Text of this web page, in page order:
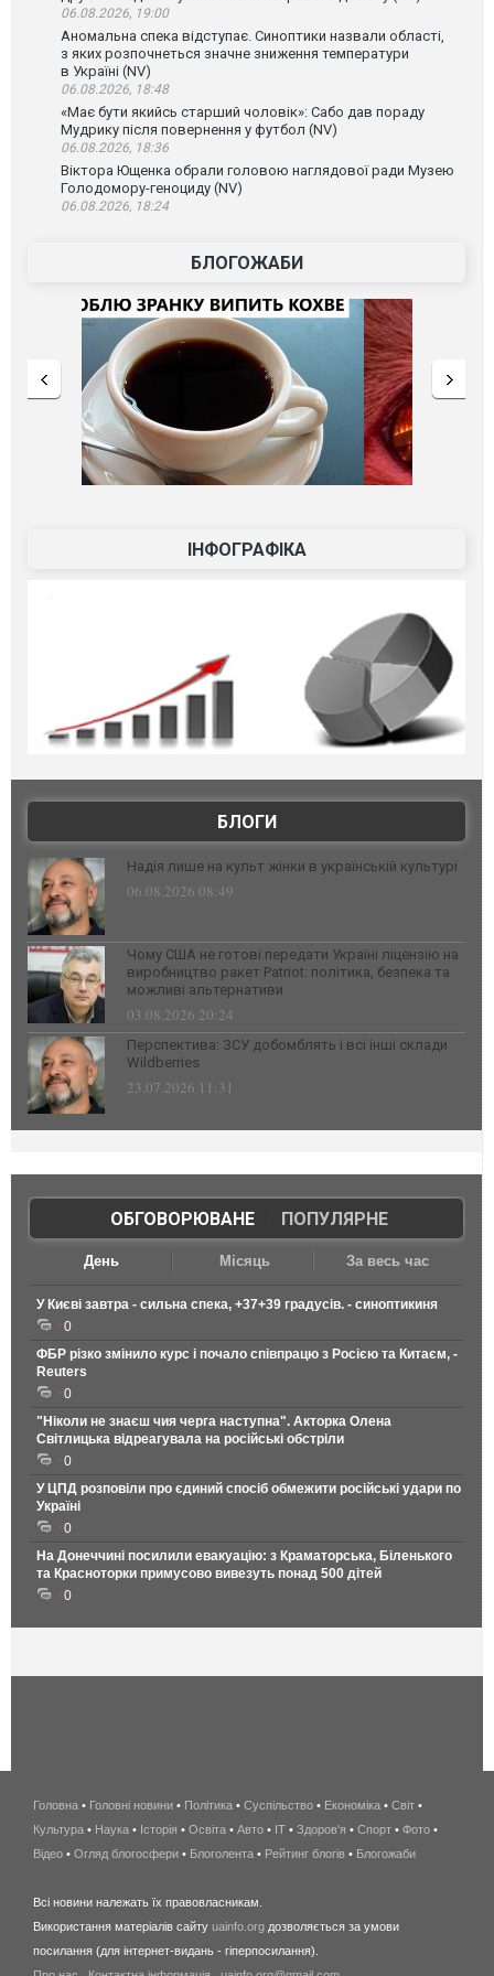
06.08.2026, 19:00
Аномальна спека відступає. Синоптики назвали області,
з яких розпочнеться значне зниження температури
в Україні (NV)
06.08.2026, 18:48
«Має бути якийсь старший чоловік»: Сабо дав пораду
Мудрику після повернення у футбол (NV)
06.08.2026, 18:36
Віктора Ющенка обрали головою наглядової ради Музею
Голодомору-геноциду (NV)
06.08.2026, 18:24
БЛОГОЖАБИ
ІНФОГРАФІКА
БЛОГИ
Надія лише на культ жінки в українській культурі
06.08.2026 08:49
Чому США не готові передати Україні ліцензію на
виробництво ракет Patriot: політика, безпека та
можливі альтернативи
03.08.2026 20:24
Перспектива: ЗСУ добомблять і всі інші склади
Wildberries
23.07.2026 11:31
ОБГОВОРЮВАНЕ| ПОПУЛЯРНЕ
День Місяць За весь час
У Києві завтра - сильна спека, +37+39 градусів. - синоптикиня
0
ФБР різко змінило курс і почало співпрацю з Росією та Китаєм, -
Reuters
0
"Ніколи не знаєш чия черга наступна". Акторка Олена
Світлицька відреагувала на російські обстріли
0
У ЦПД розповіли про єдиний спосіб обмежити російські удари по
Україні
0
На Донеччині посилили евакуацію: з Краматорська, Біленького
та Красноторки примусово вивезуть понад 500 дітей
0
беспроводной
интернет
киев
wimax
Головна • Головні новини • Політика • Суспільство • Економіка • Світ •
Культура • Наука • Історія • Освіта • Авто • IT • Здоров'я • Спорт • Фото •
Відео • Огляд блогосфери • Блоголента • Рейтинг блогів • Блогожаби
Всі новини належать їх правовласникам.
Використання матеріалів сайту uainfo.org дозволяється за умови
посилання (для інтернет-видань - гіперпосилання).